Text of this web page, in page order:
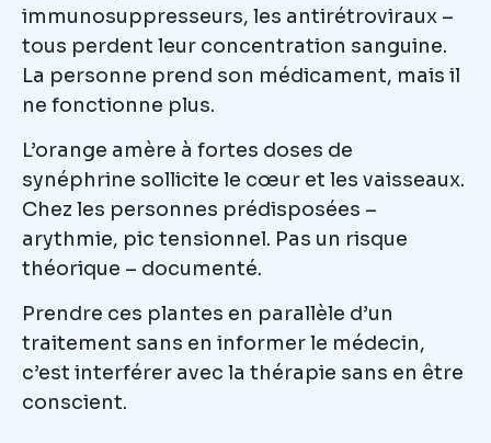
immunosuppresseurs, les antirétroviraux –
tous perdent leur concentration sanguine.
La personne prend son médicament, mais il
ne fonctionne plus.
L’orange amère à fortes doses de
synéphrine sollicite le cœur et les vaisseaux.
Chez les personnes prédisposées –
arythmie, pic tensionnel. Pas un risque
théorique – documenté.
Prendre ces plantes en parallèle d’un
traitement sans en informer le médecin,
c’est interférer avec la thérapie sans en être
conscient.